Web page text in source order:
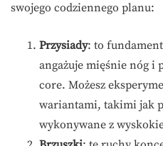
swojego codziennego planu:
Przysiady: to
angażuje mięśnie nóg i
core. Możesz
wariantami, takimi jak
wykonywane z